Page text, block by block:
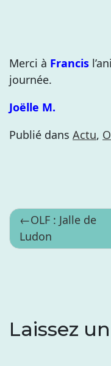
Merci à Francis
journée.
Joëlle M.
Publié dans Actu,
de
OLF : Jalle de
Ludon
Laissez